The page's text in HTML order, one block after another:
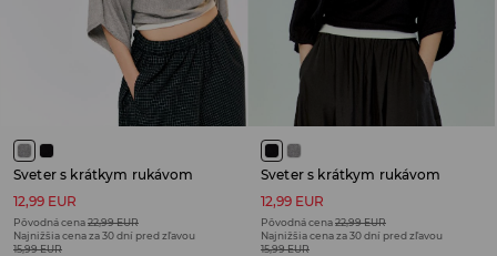
Sveter s krátkym rukávom
12,99 EUR
Pôvodná cena22,99 EUR
Najnižšia cena za 30 dní pred zľavou
15,99 EUR
Sveter s krátkym rukávom
12,99 EUR
Pôvodná cena22,99 EUR
Najnižšia cena za 30 dní pred zľavou
15,99 EUR